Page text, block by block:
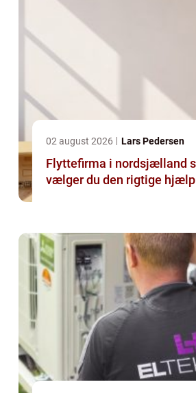
02 august 2026 Lars Pedersen
Flyttefirma i nordsjælland sådan
vælger du den rigtige hjælp